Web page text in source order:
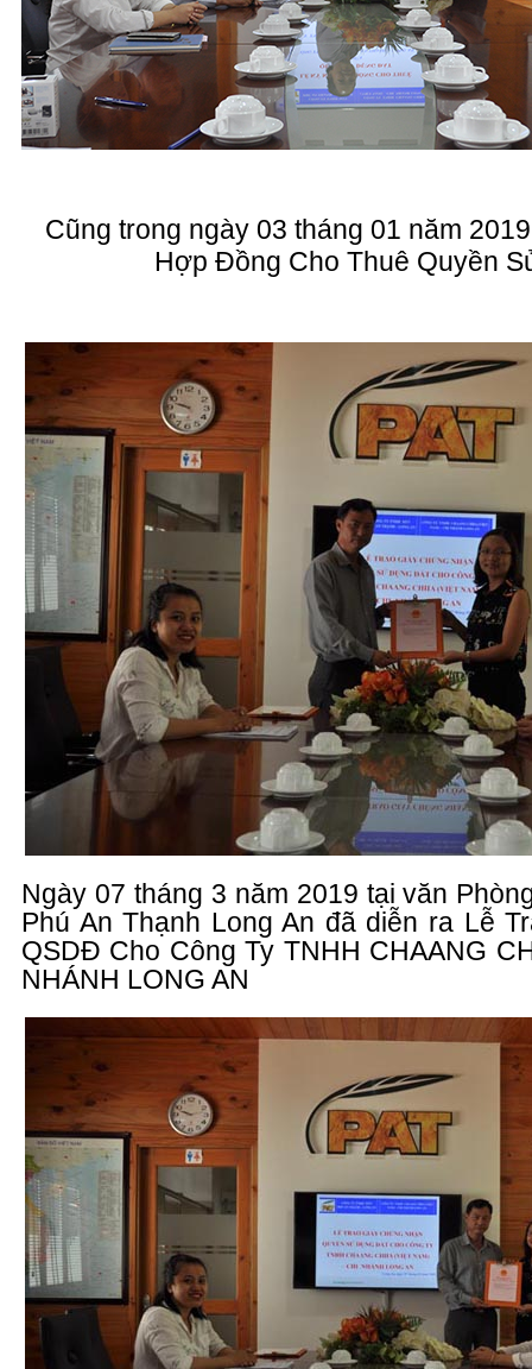
Cũng trong ngày 03 tháng 01 năm
Hợp Đồng Cho Thuê Quyền
Ngày 07 tháng 3 năm 2019 tại văn
Phú An Thạnh Long An đã diễn ra Lễ
QSDĐ Cho Công Ty TNHH CHAANG
NHÁNH LONG AN